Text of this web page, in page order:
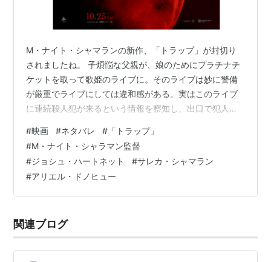
M・ナイト・シャマランの新作、「トラップ」が封切り
されましたね。 子煩悩な父親が、娘のためにプラチナチ
ケットを取って歌姫のライブに。そのライブは妙に警備
が厳重でライブにしては違和感がある。実はこのライブ
に連続殺人犯が来るという情報を察知し、出口で犯人を
た。そしてその連続殺人犯はその父親だった… って何そ
の設定!! さすがシャマラン！って思いました。 しかし10
月25日に封切られ、２週目まではレイトショーの時間帯
にかかっていましたが、月次決算とか職場の飲み会とか
あって、３週目になったら18時の回までになってしまい
#映画 #ネタバレ # 「トラップ」
#M・ナイト・シャラマン監督
#ジョシュ・ハートネット #サレカ・シャマラン
#アリエル・ドノヒュー
関連ブログ